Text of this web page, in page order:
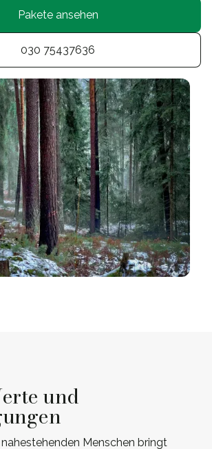
Pakete ansehen
030 75437636
und
nahestehenden Menschen bringt